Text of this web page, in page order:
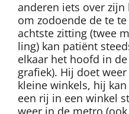
anderen iets over
om zodoende de te
achtste zitting (twee
ling) kan patiënt
elkaar het hoofd in
grafiek). Hij doet
kleine winkels, hij
een rij in een winkel
weer in de metro